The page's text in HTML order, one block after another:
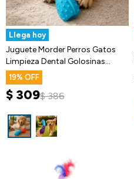
Llega hoy
Juguete Morder Perros Gatos
Limpieza Dental Golosinas
Premio
19
$ 309$ 386